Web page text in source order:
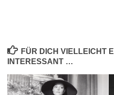
FÜR DICH VIELLEICHT
INTERESSANT …